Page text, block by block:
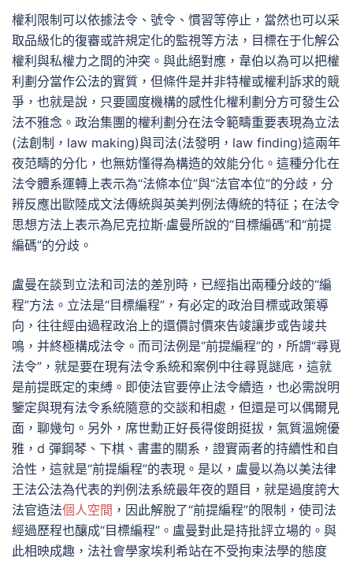
權利限制可以依據法令、號令、慣習等停止，當然也可以采
取品級化的復審或許規定化的監視等方法，目標在于化解公
權利與私權力之間的沖突。與此絕對應，韋伯以為可以把權
利劃分當作公法的實質，但條件是并非特權或權利訴求的競
爭，也就是說，只要國度機構的感性化權利劃分方可發生公
法不雅念。政治集團的權利劃分在法令範疇重要表現為立法
(法創制，law making)與司法(法發明，law finding)這兩年
夜范疇的分化，也無妨懂得為構造的效能分化。這種分化在
法令體系運轉上表示為“法條本位”與“法官本位”的分歧，分
辨反應出歐陸成文法傳統與英美判例法傳統的特征；在法令
思想方法上表示為尼克拉斯·盧曼所說的“目標編碼”和“前提
編碼”的分歧。
盧曼在談到立法和司法的差別時，已經指出兩種分歧的“編
程”方法。立法是“目標編程”，有必定的政治目標或政策導
向，往往經由過程政治上的還價討價來告竣讓步或告竣共
鳴，并終極構成法令。而司法例是“前提編程”的，所謂“尋覓
法令”，就是要在現有法令系統和案例中往尋覓謎底，這就
是前提既定的束縛。即使法官要停止法令續造，也必需說明
鑒定與現有法令系統隨意的交談和相處，但還是可以偶爾見
面，聊幾句。另外，席世勳正好長得俊朗挺拔，氣質溫婉優
雅，d 彈鋼琴、下棋、書畫的關系，證實兩者的持續性和自
洽性，這就是“前提編程”的表現。是以，盧曼以為以美法律
王法公法為代表的判例法系統最年夜的題目，就是過度誇大
法官造法個人空間 ，因此解脫了“前提編程”的限制，使司法
經過歷程也釀成“目標編程”。盧曼對此是持批評立場的。與
此相映成趣，法社會學家埃利希站在不受拘束法學的態度